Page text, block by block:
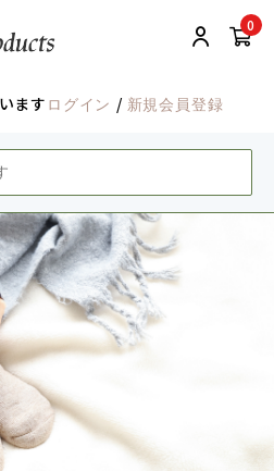
0
ます ログイン / 新規会員登録